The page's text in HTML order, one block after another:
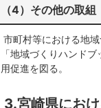
（4）その他の取組
市町村等における地
「地域づくりハンド
用促進を図る。
3.宮崎県にお